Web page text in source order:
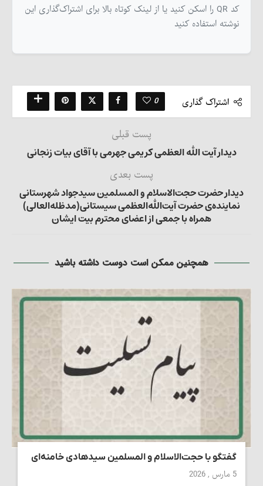
کد QR را اسکن کنید یا از لینک کوتاه بالا برای اشتراک‌گذاری این
نوشته استفاده کنید
اشتراک گذاری 0
پست قبلی
دیدار آیت الله العظمی کریمی جهرمی با آقای بیات زنجانی
پست بعدی
دیدار حضرت حجت‌الاسلام و المسلمین سیدجواد شهرستانی
نماینده‌ی حضرت آیت‌الله‌العظمی سیستانی(مدظله‌العالی)
همراه با جمعی از اعضای محترم بیت ایشان
همچنین ممکن است دوست داشته باشید
گفتگو با حجت‌الاسلام و المسلمین سیدهادی خامنه‌ای
5 مارس , 2026